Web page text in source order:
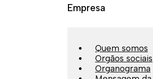
Empresa
Quem somos
Orgãos sociais
Organograma